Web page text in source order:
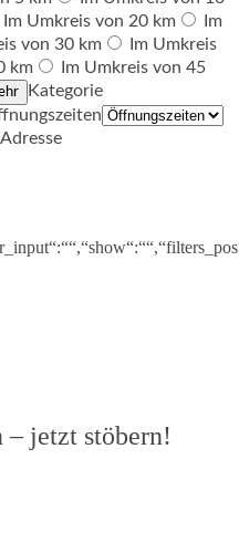
Im Umkreis von 20 km
Im
von 30 km
Im Umkreis
km
Im Umkreis von 45
Kategorie
Adresse
– jetzt stöbern!